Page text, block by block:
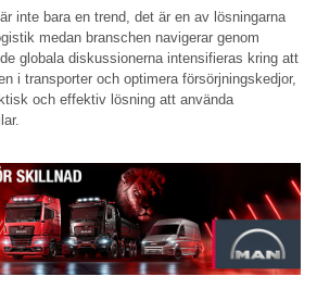
inte bara en trend, det är en av lösningarna
medan branschen navigerar genom
globala diskussionerna intensifieras kring att
i transporter och optimera försörjningskedjor,
och effektiv lösning att använda